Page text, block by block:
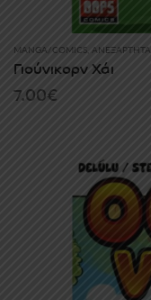
MANGA/COMICS ΑΝΕΞΆΡΤΗΤΑ
Γιούνικορν Χάι
7.00€